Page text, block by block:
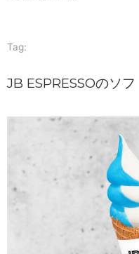
Tag:
JB ESPRESSOのソ